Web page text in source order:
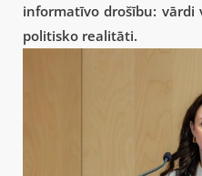
informatīvo drošību:
politisko realitāti.